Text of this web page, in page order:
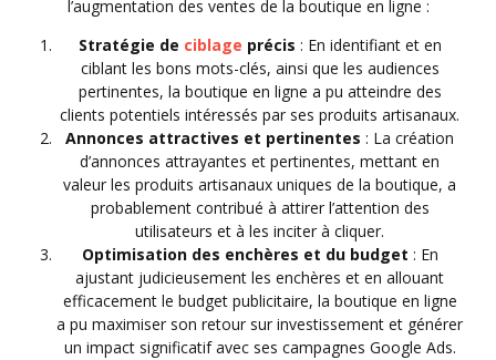
l’augmentation des ventes de la boutique en ligne :
Stratégie de ciblage précis : En identifiant et en
ciblant les bons mots-clés, ainsi que les audiences
pertinentes, la boutique en ligne a pu atteindre des
clients potentiels intéressés par ses produits artisanaux.
Annonces attractives et pertinentes : La création
d’annonces attrayantes et pertinentes, mettant en
valeur les produits artisanaux uniques de la boutique, a
probablement contribué à attirer l’attention des
utilisateurs et à les inciter à cliquer.
Optimisation des enchères et du budget : En
ajustant judicieusement les enchères et en allouant
efficacement le budget publicitaire, la boutique en ligne
a pu maximiser son retour sur investissement et générer
un impact significatif avec ses campagnes Google Ads.